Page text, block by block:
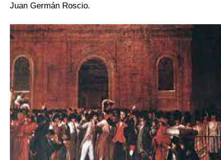
Juan Germán Roscio.